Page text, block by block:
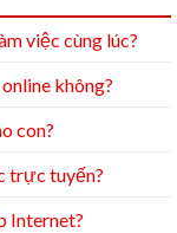
việc cùng lúc?
không?
con?
trực tuyến?
Internet?